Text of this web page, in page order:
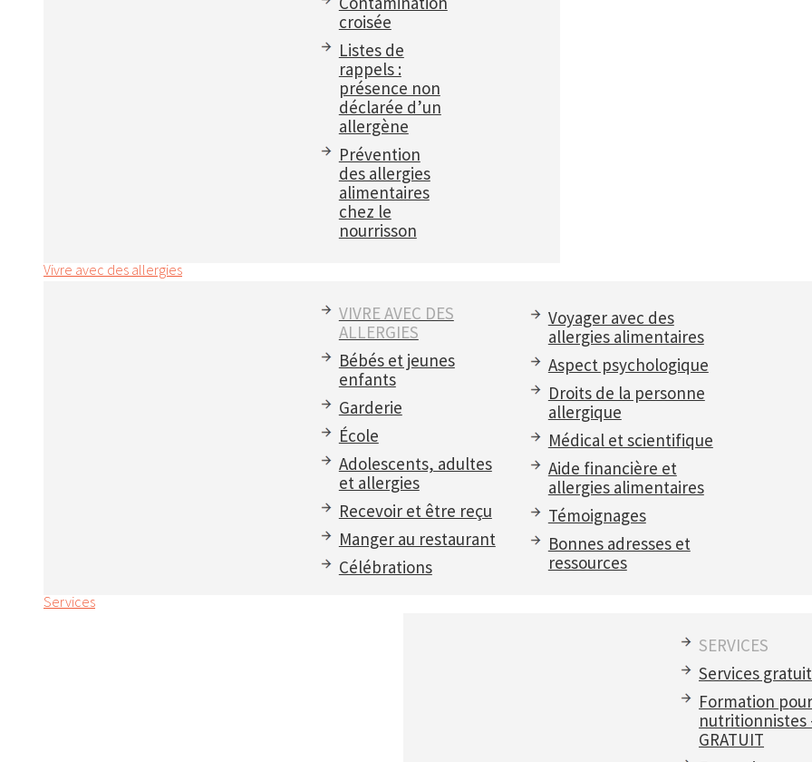
croisée
Listes de
rappels :
présence non
déclarée d’un
allergène
Prévention
des allergies
alimentaires
chez le
nourrisson
Vivre avec des allergies
VIVRE AVEC DES
ALLERGIES
Bébés et jeunes
enfants
Garderie
École
Adolescents, adultes
et allergies
Recevoir et être reçu
Manger au restaurant
Célébrations
Voyager avec des
allergies alimentaires
Aspect psychologique
Droits de la personne
allergique
Médical et scientifique
Aide financière et
allergies alimentaires
Témoignages
Bonnes adresses et
ressources
Services
SERVICES
Services
Formation pour
nutritionnistes
GRATUIT